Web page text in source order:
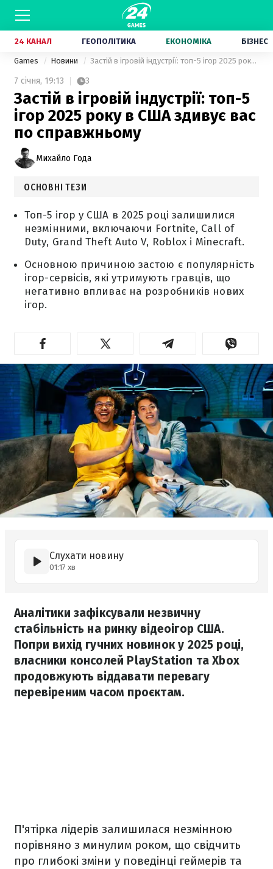
24 КАНАЛ ГЕОПОЛІТИКА ЕКОНОМІКА БІЗНЕС
Games Новини Застій в ігровій індустрії: топ-5 ігор 2025 року в США здивує вас по справжньому
7 січня, 19:13 3
Застій в ігровій індустрії: топ-5
ігор 2025 року в США здивує вас
по справжньому
Михайло Года
ОСНОВНІ ТЕЗИ
Топ-5 ігор у США в 2025 році залишилися
незмінними, включаючи Fortnite, Call of
Duty, Grand Theft Auto V, Roblox і Minecraft.
Основною причиною застою є популярність
ігор-сервісів, які утримують гравців, що
негативно впливає на розробників нових
ігор.
Слухати новину
01:17 хв
Аналітики зафіксували незвичну
стабільність на ринку відеоігор США.
Попри вихід гучних новинок у 2025 році,
власники консолей PlayStation та Xbox
продовжують віддавати перевагу
перевіреним часом проєктам.
П'ятірка лідерів залишилася незмінною
порівняно з минулим роком, що свідчить
про глибокі зміни у поведінці геймерів та